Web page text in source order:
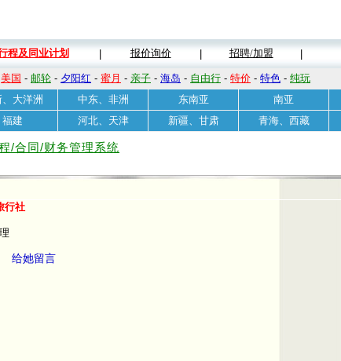
程及同业计划 报价询价 招聘/加盟
美国 - 邮轮 - 夕阳红 - 蜜月 - 亲子 - 海岛 - 自由行 - 特价 - 特色 - 纯玩
大洋洲 中东、非洲 东南亚 南亚
福建 河北、天津 新疆、甘肃 青海、西藏
/合同/财务管理系统
行社
给她留言